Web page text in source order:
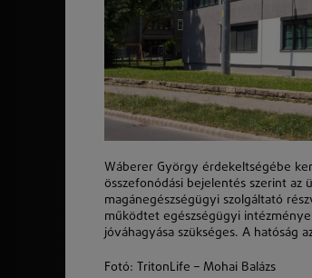
Wáberer György érdekeltségébe
összefonódási bejelentés szerint az
magánegészségügyi szolgáltató
működtet egészségügyi
jóváhagyása szükséges. A hatóság
Fotó: TritonLife – Mohai Balázs